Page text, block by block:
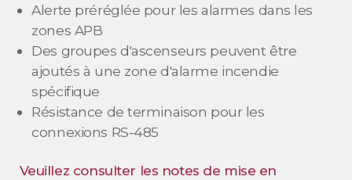
Alerte préréglée pour les alarmes dans les
zones APB
Des groupes d'ascenseurs peuvent être
ajoutés à une zone d'alarme incendie
spécifique
Résistance de terminaison pour les
connexions RS-485
Veuillez consulter les notes de mise en